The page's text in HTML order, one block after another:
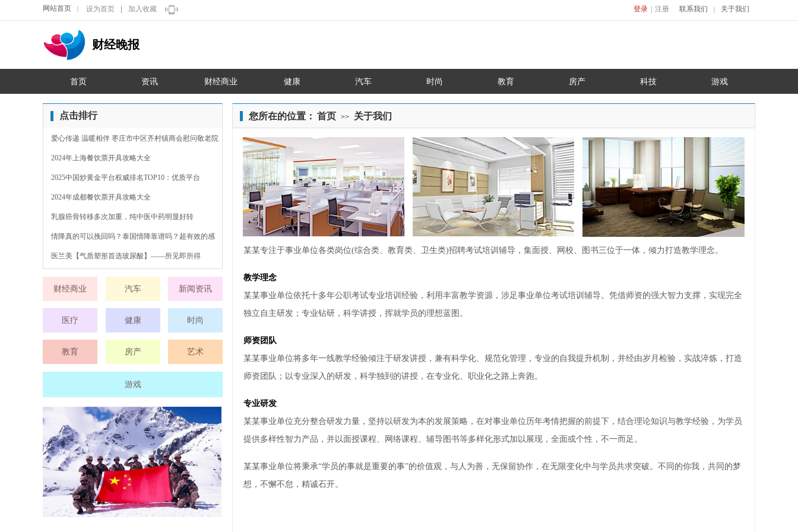
登录 注册
网站首页 设为首页 加入收藏 联系我们 关于我们
财经晚报
首页 资讯 财经商业 健康 汽车 时尚 教育 房产 科技 游戏
点击排行 您所在的位置： 首页 >> 关于我们
爱心传递 温暖相伴 枣庄市中区齐村镇商会慰问敬老院
2024年上海餐饮票开具攻略大全
2025中国炒黄金平台权威排名TOP10：优质平台
2024年成都餐饮票开具攻略大全
乳腺癌骨转移多次加重，纯中医中药明显好转
情降真的可以挽回吗？泰国情降靠谱吗？超有效的感
情裂
医兰美【气质塑形首选玻尿酸】——所见即所得
某某专注于事业单位各类岗位(综合类、教育类、卫生类)招聘考试培训辅导，集面授、网校、图书三位于一体，倾力打造教学理念。
教学理念
某某事业单位依托十多年公职考试专业培训经验，利用丰富教学资源，涉足事业单位考试培训辅导。凭借师资的强大智力支撑，实现完全
独立自主研发；专业钻研，科学讲授，挥就学员的理想蓝图。
师资团队
某某事业单位将多年一线教学经验倾注于研发讲授，兼有科学化、规范化管理，专业的自我提升机制，并经由岁月检验，实战淬炼，打造
师资团队；以专业深入的研发，科学独到的讲授，在专业化、职业化之路上奔跑。
专业研发
某某事业单位充分整合研发力量，坚持以研发为本的发展策略，在对事业单位历年考情把握的前提下，结合理论知识与教学经验，为学员
提供多样性智力产品，并以面授课程、网络课程、辅导图书等多样化形式加以展现，全面或个性，不一而足。
某某事业单位将秉承“学员的事就是重要的事”的价值观，与人为善，无保留协作，在无限变化中与学员共求突破。不同的你我，共同的梦
想，不懈不怠，精诚石开。
财经商业 新闻资讯
汽车
健康
医疗 时尚
教育 房产 艺术
游戏